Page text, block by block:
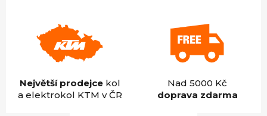
Největší prodejcekol
a elektrokol KTM v ČR
Nad 5000 Kč
doprava zdarma